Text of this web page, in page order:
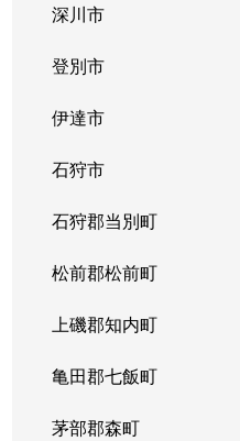
北４３条東
北４６条東
北４６条東
東苗穂５条
伏古４条
本町２条
深川市
登別市
伊達市
石狩市
石狩郡当別町
松前郡松前町
上磯郡知内町
亀田郡七飯町
茅部郡森町